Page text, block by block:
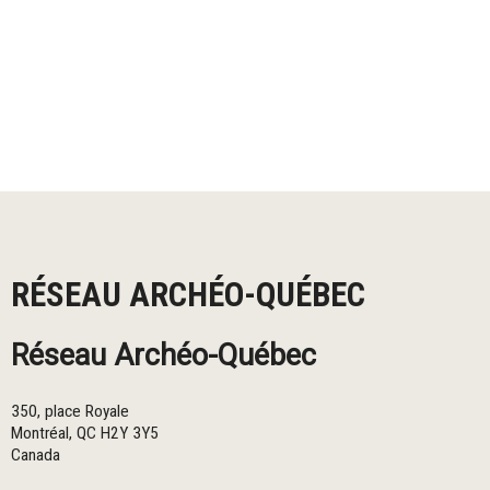
RÉSEAU ARCHÉO-QUÉBEC
Réseau Archéo-Québec
350, place Royale
Montréal, QC H2Y 3Y5
Canada